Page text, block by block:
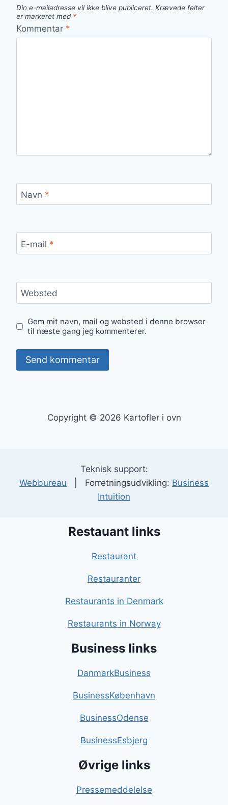
Din e-mailadresse vil ikke blive publiceret. Krævede felter
er markeret med *
Kommentar *
Navn *
E-mail *
Websted
Gem mit navn, mail og websted i denne browser
til næste gang jeg kommenterer.
Copyright © 2026 Kartofler i ovn
Teknisk support:
Webbureau | Forretningsudvikling: Business
Intuition
Restauant links
Restaurant
Restauranter
Restaurants in Denmark
Restaurants in Norway
Business links
DanmarkBusiness
BusinessKøbenhavn
BusinessOdense
BusinessEsbjerg
Øvrige links
Pressemeddelelse